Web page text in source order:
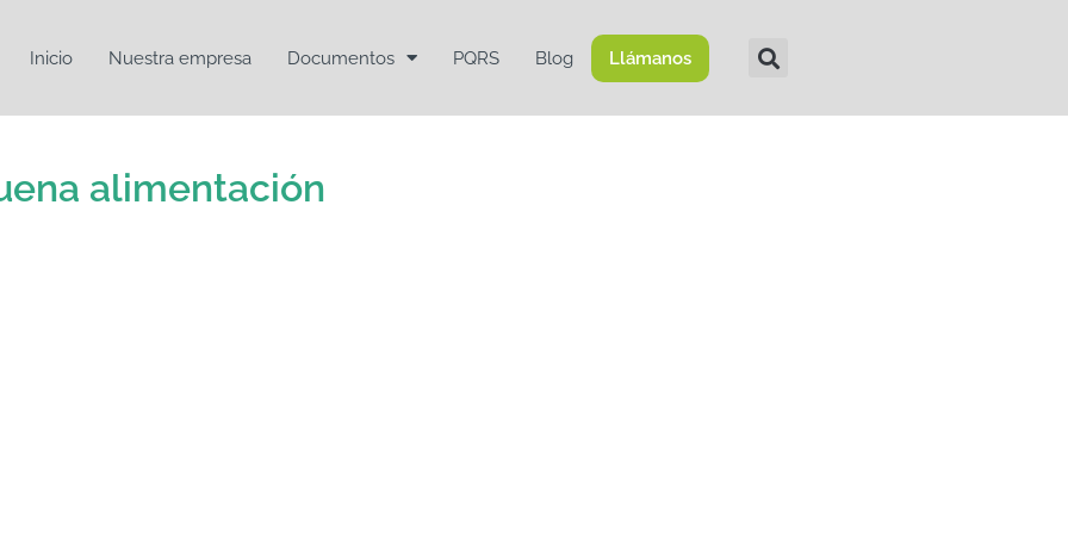
Inicio Nuestra empresa Documentos PQRS Blog Llámanos
alimentación